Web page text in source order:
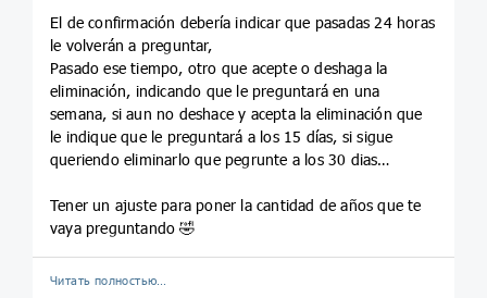
El de confirmación debería indicar que pasadas 24 horas
le volverán a preguntar,
Pasado ese tiempo, otro que acepte o deshaga la
eliminación, indicando que le preguntará en una
semana, si aun no deshace y acepta la eliminación que
le indique que le preguntará a los 15 días, si sigue
queriendo eliminarlo que pegrunte a los 30 dias…
Tener un ajuste para poner la cantidad de años que te
vaya preguntando 🤣
Читать полностью…